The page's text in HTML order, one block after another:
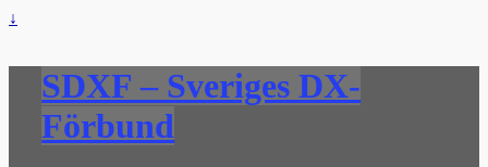
↓
SDXF – Sveriges DX-
Förbund